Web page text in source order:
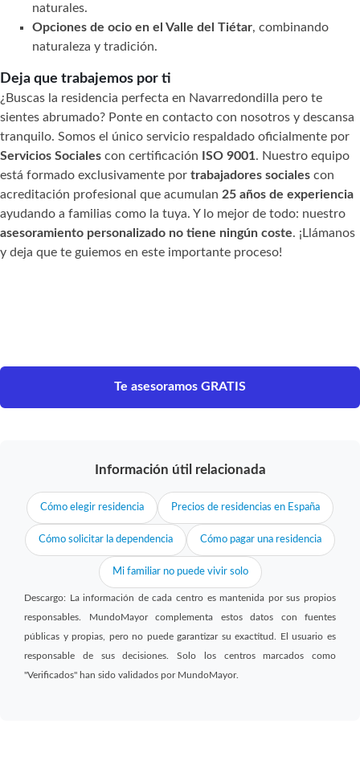
naturales.
Opciones de ocio en el Valle del Tiétar, combinando
naturaleza y tradición.
Deja que trabajemos por ti
¿Buscas la residencia perfecta en Navarredondilla pero te
sientes abrumado? Ponte en contacto con nosotros y descansa
tranquilo. Somos el único servicio respaldado oficialmente por
Servicios Sociales con certificación ISO 9001. Nuestro equipo
está formado exclusivamente por trabajadores sociales con
acreditación profesional que acumulan 25 años de experiencia
ayudando a familias como la tuya. Y lo mejor de todo: nuestro
asesoramiento personalizado no tiene ningún coste. ¡Llámanos
y deja que te guiemos en este importante proceso!
Te asesoramos GRATIS
Información útil relacionada
Cómo elegir residencia Precios de residencias en España
Cómo solicitar la dependencia Cómo pagar una residencia
Mi familiar no puede vivir solo
Descargo: La información de cada centro es mantenida por sus propios
responsables. MundoMayor complementa estos datos con fuentes
públicas y propias, pero no puede garantizar su exactitud. El usuario es
responsable de sus decisiones. Solo los centros marcados como
"Verificados" han sido validados por MundoMayor.